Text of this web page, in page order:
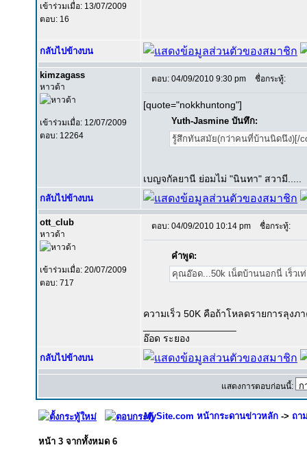
เข้าร่วมเมื่อ: 13/07/2009
ตอบ: 16
กลับไปข้างบน
kimzagass
หาวด้า
เข้าร่วมเมื่อ: 12/07/2009
ตอบ: 12264
ตอบ: 04/09/2010 9:30 pm ชื่อกระทู้:
[quote="nokkhuntong"]
Yuth-Jasmine บันทึก:
รู้สึกทันสมัย(กว่าคนที่บ้านนิดนึง)[/
เบญจกัลยานี ย่อมไม่ "นินทา" สวามี.....
กลับไปข้างบน
ott_club
หาวด้า
เข้าร่วมเมื่อ: 20/07/2009
ตอบ: 717
ตอบ: 04/09/2010 10:14 pm ชื่อกระทู้:
คำพูด:
คุณอ๊อด...50k เน็ตบ้านนอกนี่ เร็วเท่
ความเร็ว 50K คือถ้าโหลดรายการลุง
อ๊อด ระยอง
กลับไปข้างบน
แสดงการตอบก่อนนี้:
MySite.com หน้ากระดานข่าวหลัก -> ถา
หน้า 3 จากทั้งหมด 6